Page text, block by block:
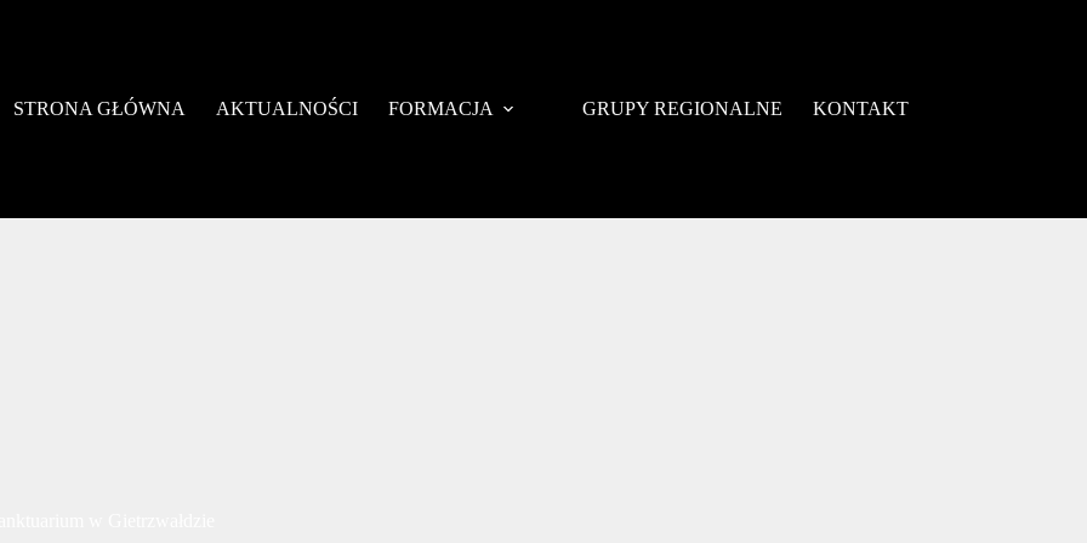
STRONA GŁÓWNA AKTUALNOŚCI FORMACJA GRUPY REGIONALNE KONTAKT